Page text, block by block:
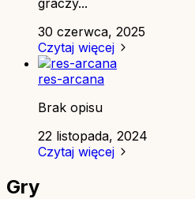
30 czerwca, 2025
Czytaj więcej
res-arcana
Brak opisu
22 listopada, 2024
Czytaj więcej
Gry